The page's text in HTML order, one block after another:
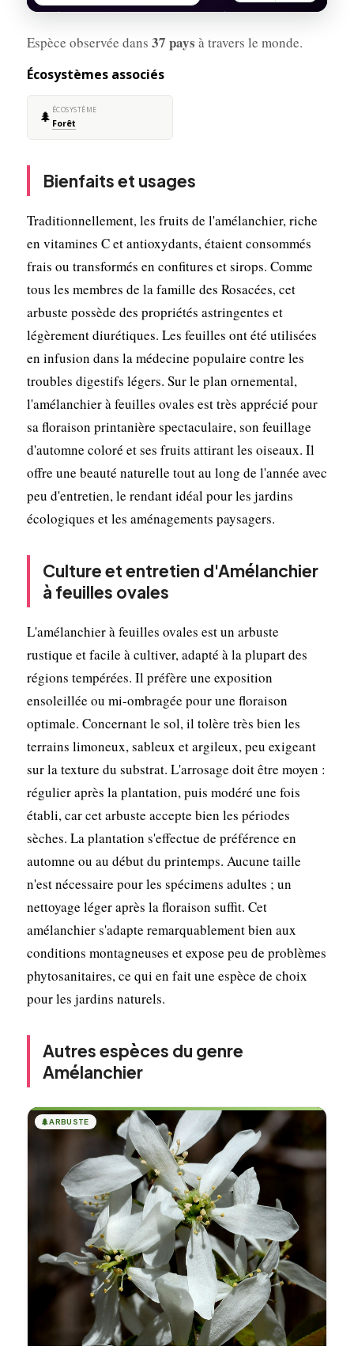
Espèce observée dans 37 pays à travers le monde.
Écosystèmes associés
🌲 ÉCOSYSTÈME
Forêt
Bienfaits et usages
Traditionnellement, les fruits de l'amélanchier, riche
en vitamines C et antioxydants, étaient consommés
frais ou transformés en confitures et sirops. Comme
tous les membres de la famille des Rosacées, cet
arbuste possède des propriétés astringentes et
légèrement diurétiques. Les feuilles ont été utilisées
en infusion dans la médecine populaire contre les
troubles digestifs légers. Sur le plan ornemental,
l'amélanchier à feuilles ovales est très apprécié pour
sa floraison printanière spectaculaire, son feuillage
d'automne coloré et ses fruits attirant les oiseaux. Il
offre une beauté naturelle tout au long de l'année avec
peu d'entretien, le rendant idéal pour les jardins
écologiques et les aménagements paysagers.
Culture et entretien d'Amélanchier
à feuilles ovales
L'amélanchier à feuilles ovales est un arbuste
rustique et facile à cultiver, adapté à la plupart des
régions tempérées. Il préfère une exposition
ensoleillée ou mi-ombragée pour une floraison
optimale. Concernant le sol, il tolère très bien les
terrains limoneux, sableux et argileux, peu exigeant
sur la texture du substrat. L'arrosage doit être moyen :
régulier après la plantation, puis modéré une fois
établi, car cet arbuste accepte bien les périodes
sèches. La plantation s'effectue de préférence en
automne ou au début du printemps. Aucune taille
n'est nécessaire pour les spécimens adultes ; un
nettoyage léger après la floraison suffit. Cet
amélanchier s'adapte remarquablement bien aux
conditions montagneuses et expose peu de problèmes
phytosanitaires, ce qui en fait une espèce de choix
pour les jardins naturels.
Autres espèces du genre
Amélanchier
🌲ARBUSTE